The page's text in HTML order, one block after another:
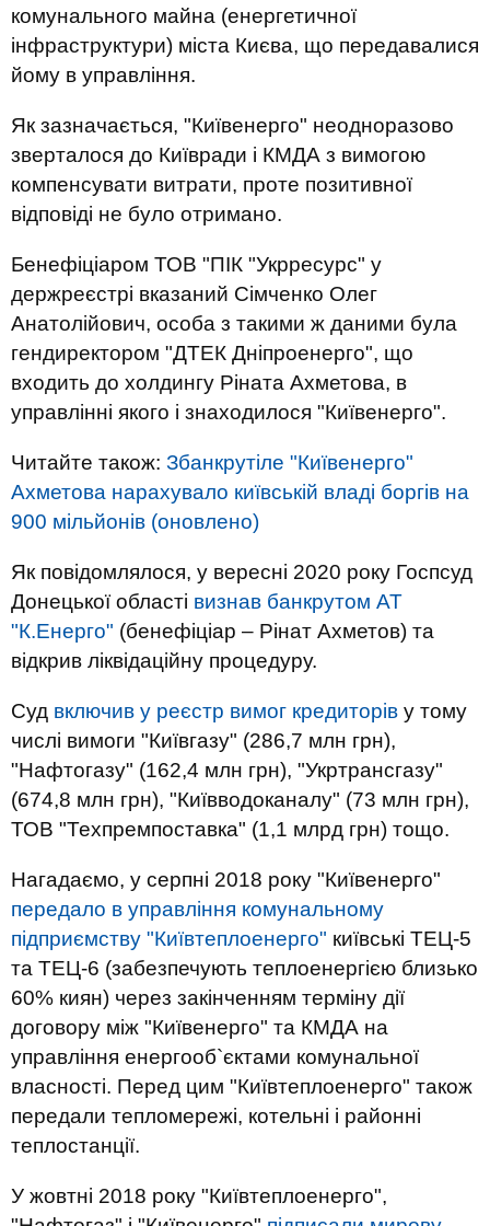
комунального майна (енергетичної
інфраструктури) міста Києва, що передавалися
йому в управління.
Як зазначається, "Київенерго" неодноразово
зверталося до Київради і КМДА з вимогою
компенсувати витрати, проте позитивної
відповіді не було отримано.
Бенефіціаром ТОВ "ПІК "Укрресурс" у
держреєстрі вказаний Сімченко Олег
Анатолійович, особа з такими ж даними була
гендиректором "ДТЕК Дніпроенерго", що
входить до холдингу Ріната Ахметова, в
управлінні якого і знаходилося "Київенерго".
Читайте також: Збанкрутіле "Київенерго"
Ахметова нарахувало київській владі боргів на
900 мільйонів (оновлено)
Як повідомлялося, у вересні 2020 року Госпсуд
Донецької області визнав банкрутом АТ
"К.Енерго" (бенефіціар – Рінат Ахметов) та
відкрив ліквідаційну процедуру.
Суд включив у реєстр вимог кредиторів у тому
числі вимоги "Київгазу" (286,7 млн грн),
"Нафтогазу" (162,4 млн грн), "Укртрансгазу"
(674,8 млн грн), "Київводоканалу" (73 млн грн),
ТОВ "Техпремпоставка" (1,1 млрд грн) тощо.
Нагадаємо, у серпні 2018 року "Київенерго"
передало в управління комунальному
підприємству "Київтеплоенерго" київські ТЕЦ-5
та ТЕЦ-6 (забезпечують теплоенергією близько
60% киян) через закінченням терміну дії
договору між "Київенерго" та КМДА на
управління енергооб`єктами комунальної
власності. Перед цим "Київтеплоенерго" також
передали тепломережі, котельні і районні
теплостанції.
У жовтні 2018 року "Київтеплоенерго",